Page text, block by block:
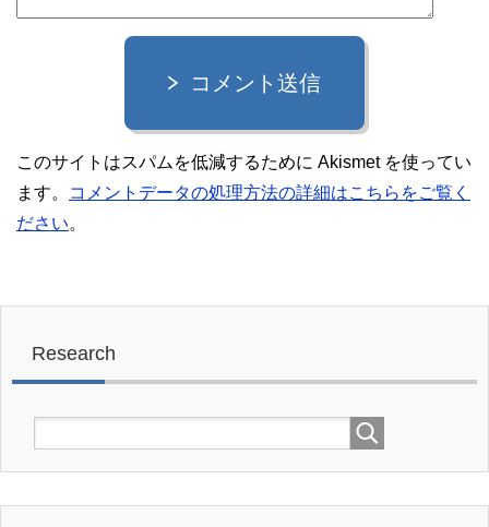
コメント送信
このサイトはスパムを低減するために Akismet を使ってい
ます。
コメントデータの処理方法の詳細はこちらをご覧く
ださい。
Research